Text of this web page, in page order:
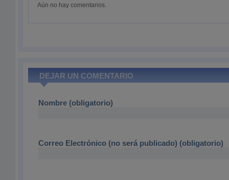
Aún no hay comentarios.
DEJAR UN COMENTARIO
Nombre (obligatorio)
Correo Electrónico (no será publicado) (obligatorio)